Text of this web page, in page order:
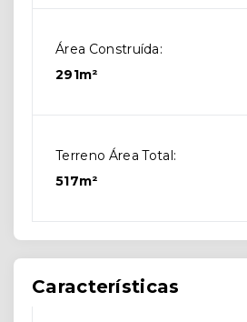
Área Construída:
291m²
Terreno Área Total:
517m²
Características